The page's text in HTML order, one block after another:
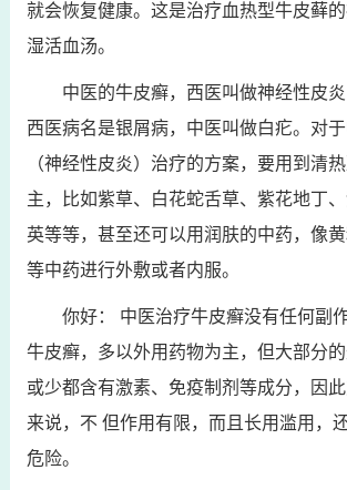
就会恢复健康。这是治疗血热型牛皮藓
湿活血汤。
中医的牛皮癣，西医叫做神经性皮
西医病名是银屑病，中医叫做白疕。对
（神经性皮炎）治疗的方案，要用到清
主，比如紫草、白花蛇舌草、紫花地丁
英等等，甚至还可以用润肤的中药，像
等中药进行外敷或者内服。
你好： 中医治疗牛皮癣没有任何副
牛皮癣，多以外用药物为主，但大部分
或少都含有激素、免疫制剂等成分，因
来说，不 但作用有限，而且长用滥用，
危险。